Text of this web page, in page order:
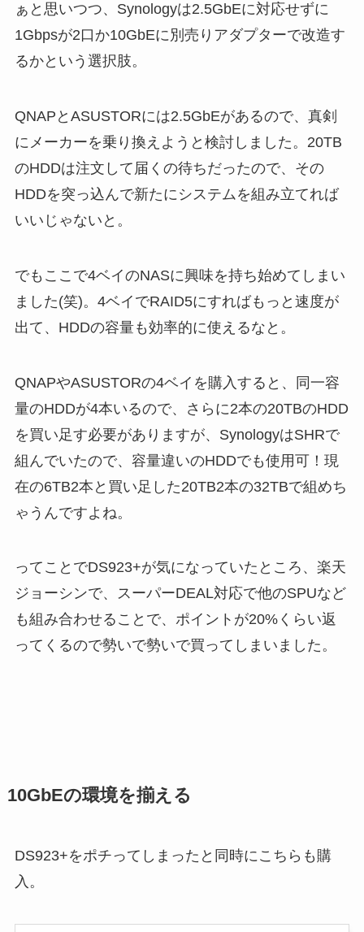
ぁと思いつつ、Synologyは2.5GbEに対応せずに
1Gbpsが2口か10GbEに別売りアダプターで改造す
るかという選択肢。
QNAPとASUSTORには2.5GbEがあるので、真剣
にメーカーを乗り換えようと検討しました。20TB
のHDDは注文して届くの待ちだったので、その
HDDを突っ込んで新たにシステムを組み立てれば
いいじゃないと。
でもここで4ベイのNASに興味を持ち始めてしまい
ました(笑)。4ベイでRAID5にすればもっと速度が
出て、HDDの容量も効率的に使えるなと。
QNAPやASUSTORの4ベイを購入すると、同一容
量のHDDが4本いるので、さらに2本の20TBのHDD
を買い足す必要がありますが、SynologyはSHRで
組んでいたので、容量違いのHDDでも使用可！現
在の6TB2本と買い足した20TB2本の32TBで組めち
ゃうんですよね。
ってことでDS923+が気になっていたところ、楽天
ジョーシンで、スーパーDEAL対応で他のSPUなど
も組み合わせることで、ポイントが20%くらい返
ってくるので勢いで勢いで買ってしまいました。
10GbEの環境を揃える
DS923+をポチってしまったと同時にこちらも購
入。